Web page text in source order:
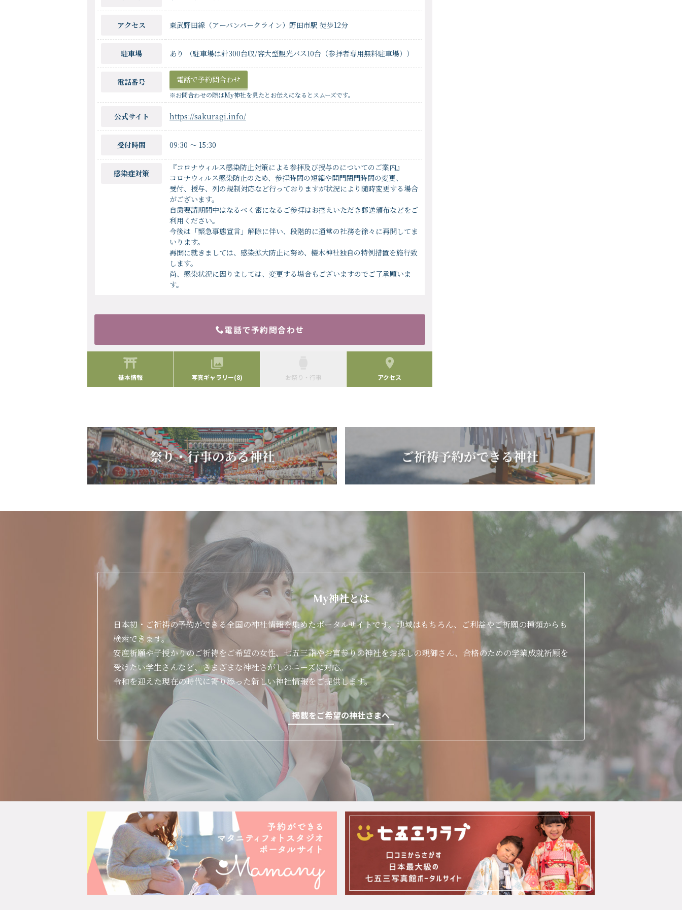
アクセス 東武野田線（アーバンパークライン）野田市駅 徒歩12分
駐車場 あり （駐車場は計300台収/容大型観光バス10台（参拝者専用無料駐車場））
電話番号 電話で予約問合わせ
※お問合わせの際はMy神社を見たとお伝えになるとスムーズです。
公式サイト https://sakuragi.info/
受付時間 09:30 〜 15:30
感染症対策
『コロナウィルス感染防止対策による参拝及び授与のについてのご案内』
コロナウィルス感染防止のため、参拝時間の短縮や開門閉門時間の変更、
受付、授与、列の規制対応など行っておりますが状況により随時変更する場合
がございます。
自粛要請期間中はなるべく密になるご参拝はお控えいただき郵送頒布などをご
利用ください。
今後は「緊急事態宣言」解除に伴い、段階的に通常の社務を徐々に再開してま
いります。
再開に就きましては、感染拡大防止に努め、櫻木神社独自の特例措置を施行致
します。
尚、感染状況に因りましては、変更する場合もございますのでご了承願いま
す。
電話で予約問合わせ
基本情報 写真ギャラリー(8) お祭り・行事 アクセス
My神社とは
日本初・ご祈祷の予約ができる全国の神社情報を集めたポータルサイトです。地域はもちろん、ご利益やご祈願の種類からも
検索できます。
安産祈願や子授かりのご祈祷をご希望の女性、七五三詣やお宮参りの神社をお探しの親御さん、合格のための学業成就祈願を
受けたい学生さんなど、さまざまな神社さがしのニーズに対応。
令和を迎えた現在の時代に寄り添った新しい神社情報をご提供します。
掲載をご希望の神社さまへ